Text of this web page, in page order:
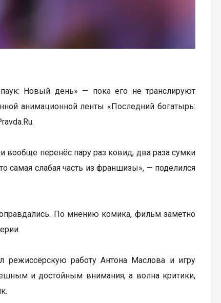
Новый день» — пока его не транслируют
анимационной ленты «Последний богатырь:
вообще перенёс пару раз ковид, два раза сумки
самая слабая часть из франшизы», — поделился
оправдались. По мнению комика, фильм заметно
режиссёрскую работу Антона Маслова и игру
и достойным внимания, а волна критики,